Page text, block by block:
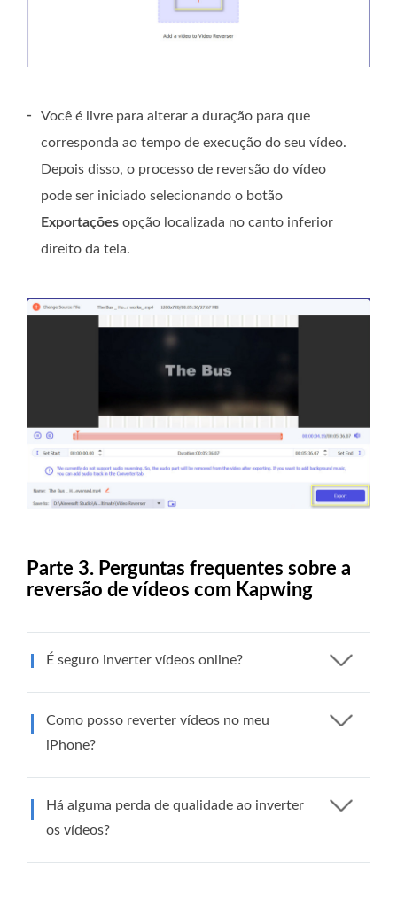
-
Você é livre para alterar a duração para que
corresponda ao tempo de execução do seu vídeo.
Depois disso, o processo de reversão do vídeo
pode ser iniciado selecionando o botão
Exportações opção localizada no canto inferior
direito da tela.
Parte 3. Perguntas frequentes sobre a
reversão de vídeos com Kapwing
É seguro inverter vídeos online?
Como posso reverter vídeos no meu
iPhone?
Há alguma perda de qualidade ao inverter
os vídeos?